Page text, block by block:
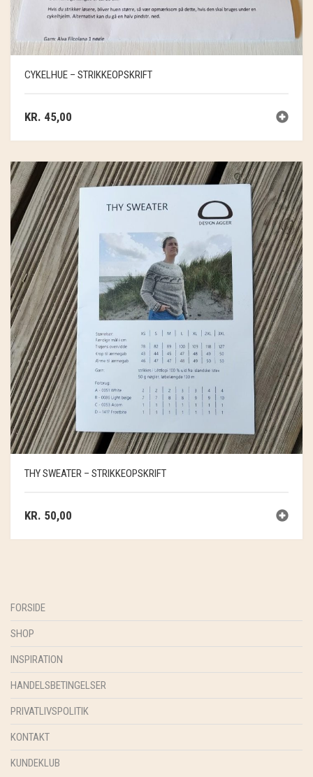
CYKELHUE – STRIKKEOPSKRIFT
KR. 45,00
THY SWEATER – STRIKKEOPSKRIFT
KR. 50,00
FORSIDE
SHOP
INSPIRATION
HANDELSBETINGELSER
PRIVATLIVSPOLITIK
KONTAKT
KUNDEKLUB